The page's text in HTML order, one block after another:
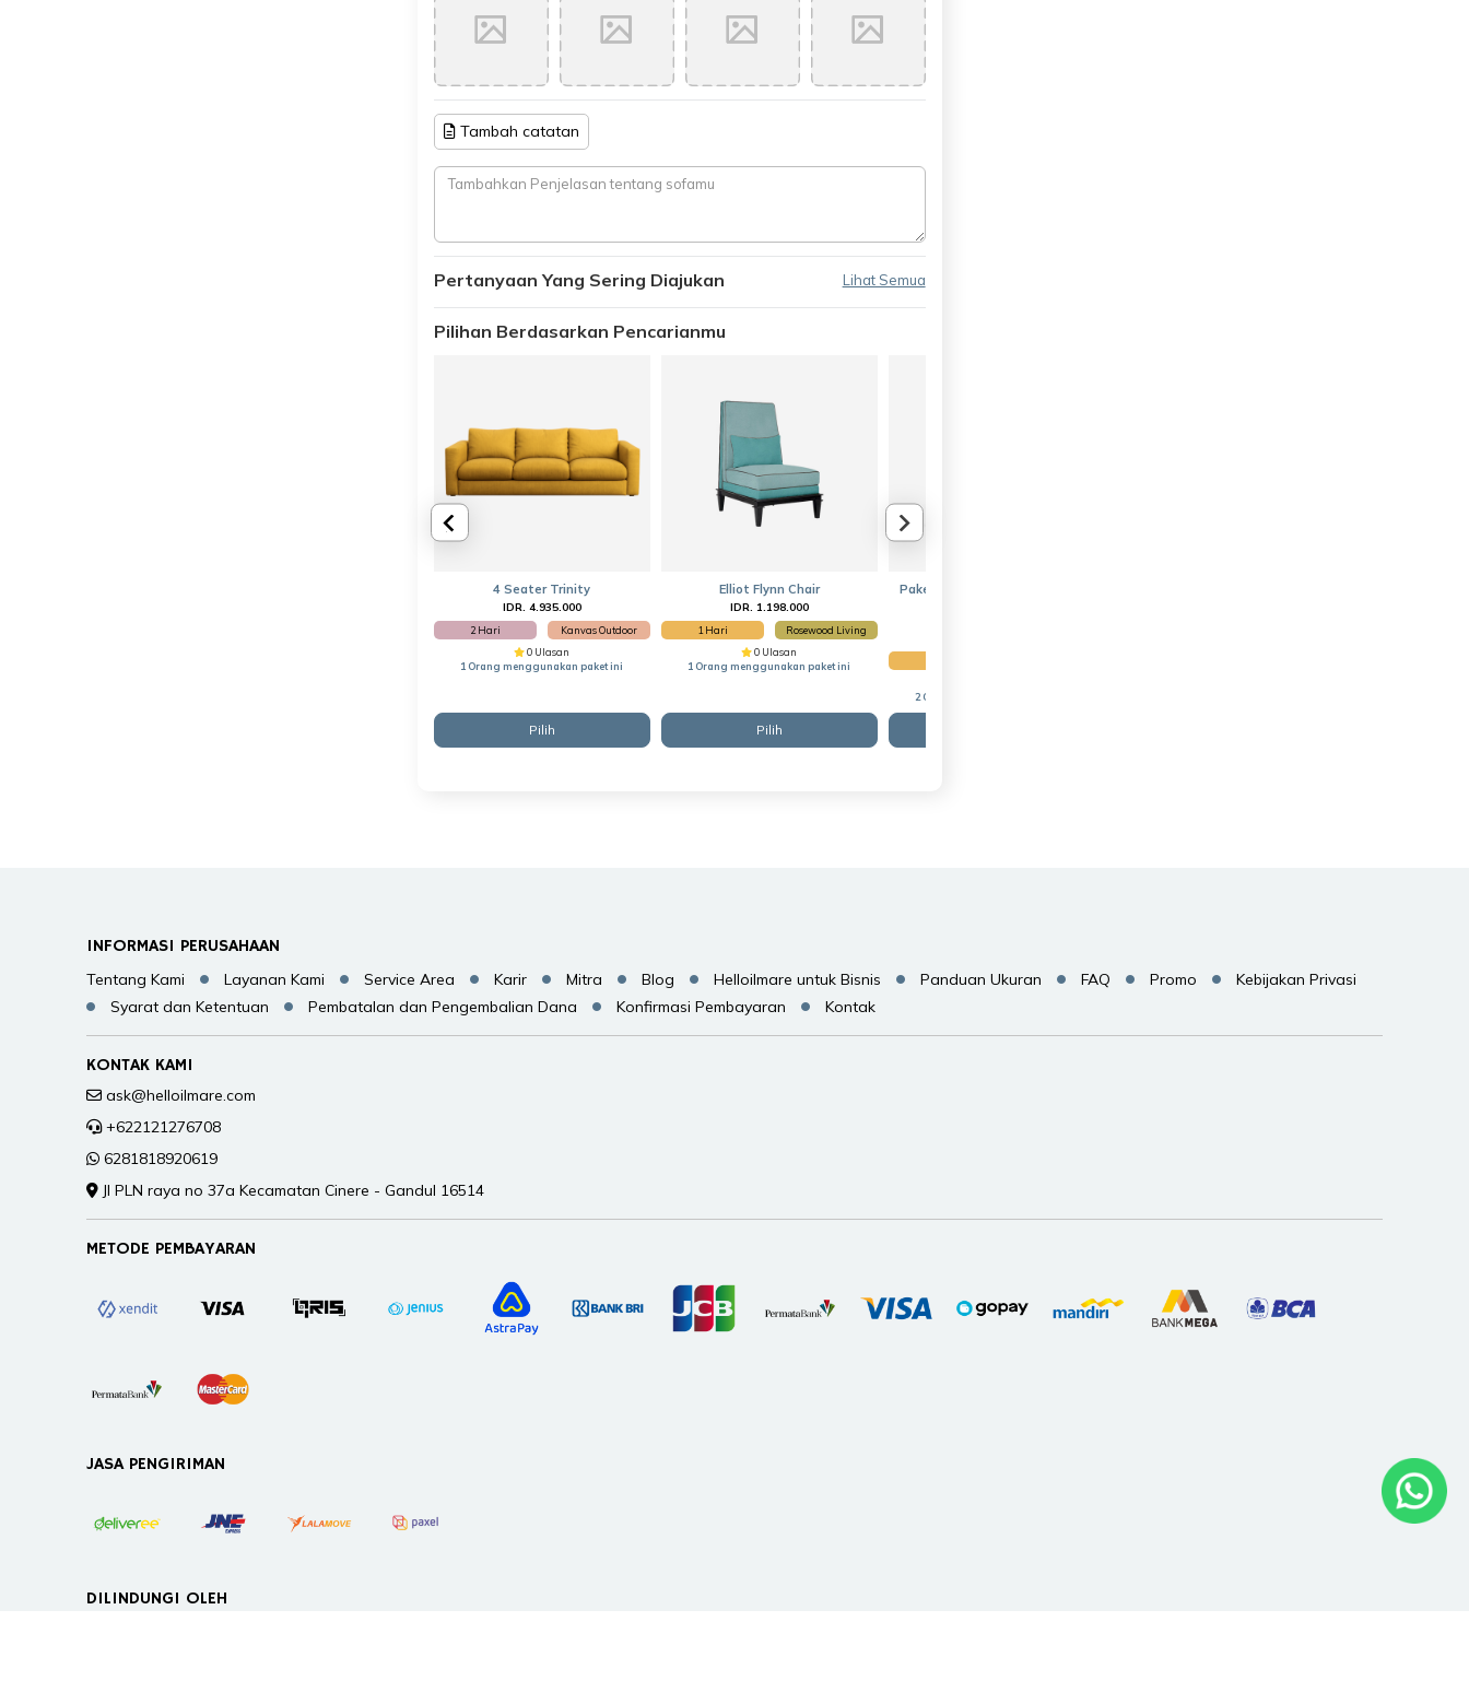
Tambah catatan
Pertanyaan Yang Sering Diajukan Lihat Semua
Pilihan Berdasarkan Pencarianmu
4 Seater Trinity
IDR. 4.935.000
2 Hari
Kanvas Outdoor
0 Ulasan
1 Orang menggunakan paket ini
Pilih
Elliot Flynn Chair
IDR. 1.198.000
1 Hari
Rosewood Living
0 Ulasan
1 Orang menggunakan paket ini
Pilih
Paket Hemat 2 unit : Kursi jawa
2 Orang menggunakan paket ini
INFORMASI PERUSAHAAN
Tentang Kami Layanan Kami Service Area Karir Mitra Blog Helloilmare untuk Bisnis Panduan Ukuran FAQ Promo
Kebijakan Privasi
Syarat dan Ketentuan
Pembatalan dan Pengembalian Dana Konfirmasi Pembayaran Kontak
KONTAK KAMI
ask@helloilmare.com
+622121276708
6281818920619
Jl PLN raya no 37a Kecamatan Cinere - Gandul 16514
METODE PEMBAYARAN
JASA PENGIRIMAN
DILINDUNGI OLEH